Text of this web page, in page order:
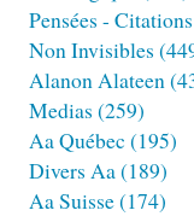
Pensées - Citations
Non Invisibles
Alanon Alateen
Medias (259)
Aa Québec (195)
Divers Aa(189)
Aa Suisse(174)